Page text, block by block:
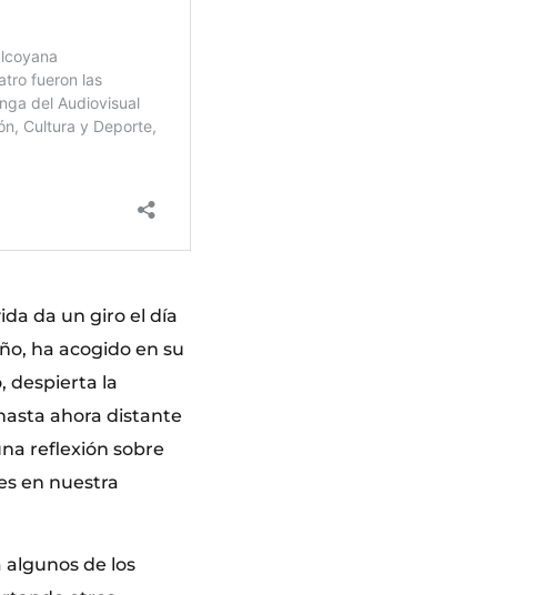
da un giro el día
ha acogido en su
despierta la
ahora distante
reflexión sobre
en nuestra
de los